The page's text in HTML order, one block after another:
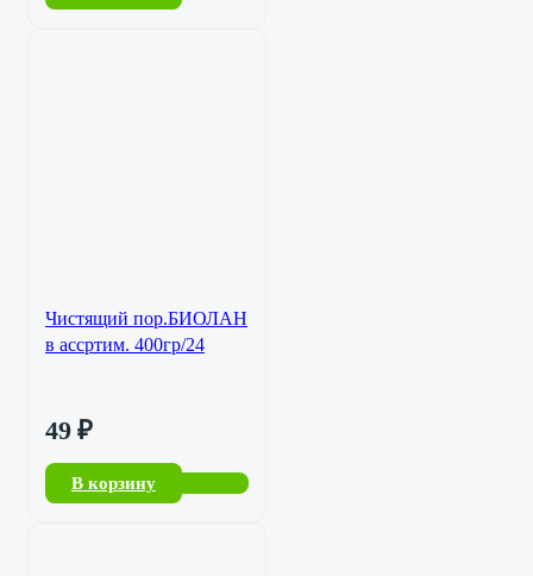
Чистящий пор.БИОЛАН
в ассртим. 400гр/24
49 ₽
В корзину